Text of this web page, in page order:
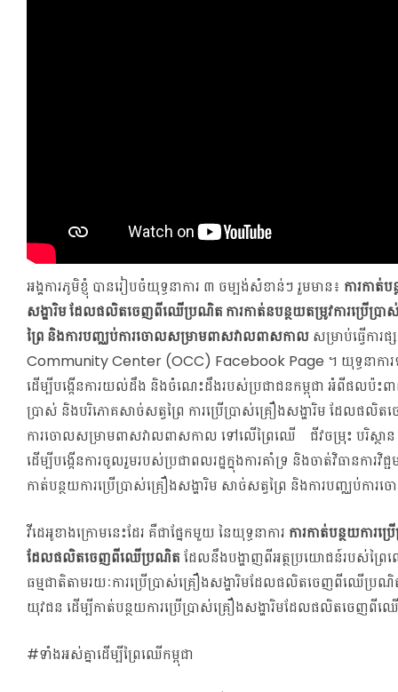
អង្គការភូមិខ្ញុំ បានរៀបចំយុទ្ធនាការ ៣ ចម្បង់សំខាន់ៗ រួមមាន៖ ការកាត់
សង្ហារិម ដែលផលិតចេញពីឈើប្រណិត ការកាត់នបន្ថយតម្រូវការប្រើប្រ
ព្រៃ និងការបញ្ឈប់ការចោលសម្រាមពាសវាលពាសកាល សម្រាប់ធ្វើការ
Community Center (OCC) Facebook Page ។ យុទ្ធនាការទាំ
ដើម្បីបង្កើនការយល់ដឹង និងចំណេះដឹងរបស់ប្រជាជនកម្ពុជា អំពីផលប៉ះពាល់
ប្រាស់ និងបរិភោគសាច់សត្វព្រៃ ការប្រើប្រាស់គ្រឿងសង្ហារិម ដែលផ
ការចោលសម្រាមពាសវាលពាសកាល ទៅលើព្រៃឈើ ជីវចម្រុះ បរិស្ថ
ដើម្បីបង្កើនការចូលរួមរបស់ប្រជាពលរដ្ឋក្នុងការគាំទ្រ និងចាត់វិធានការ
កាត់បន្ថយការប្រើប្រាស់គ្រឿងសង្ហារិម សាច់សត្វព្រៃ និងការបញ្ឈប់ការ
វីដេអូខាងក្រោមនេះដែរ គឺជាផ្នែកមួយ នៃយុទ្ធនាការ ការកាត់បន្ថយការប្
ដែលផលិតចេញពីឈើប្រណិតដែលនឹងបង្ហាញពីអត្ថប្រយោជន៍របស់ព្រៃ
ធម្មជាតិតាមរយៈការប្រើប្រាស់គ្រឿងសង្ហារិមដែលផលិតចេញពីឈើប្រ
យុវជន ដើម្បីកាត់បន្ថយការប្រើប្រាស់គ្រឿងសង្ហារិមដែលផលិតចេញពី
#ទាំងអស់គ្នាដើម្បីព្រៃឈើកម្ពុជា